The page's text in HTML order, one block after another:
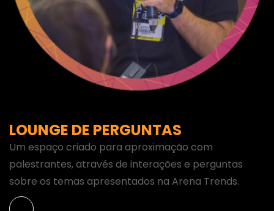
LOUNGE DE PERGUNTAS
Um espaço criado para aproximação com
palestrantes, através de interações e perguntas
sobre os temas apresentados na Arena Trends.